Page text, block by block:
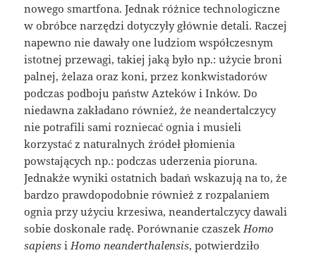
nowego smartfona. Jednak różnice technologiczne
w obróbce narzędzi dotyczyły głównie detali. Raczej
napewno nie dawały one ludziom współczesnym
istotnej przewagi, takiej jaką było np.: użycie broni
palnej, żelaza oraz koni, przez konkwistadorów
podczas podboju państw Azteków i Inków. Do
niedawna zakładano również, że neandertalczycy
nie potrafili sami rozniecać ognia i musieli
korzystać z naturalnych źródeł płomienia
powstających np.: podczas uderzenia pioruna.
Jednakże wyniki ostatnich badań wskazują na to, że
bardzo prawdopodobnie również z rozpalaniem
ognia przy użyciu krzesiwa, neandertalczycy dawali
sobie doskonale radę. Porównanie czaszek Homo
sapiens i Homo neanderthalensis, potwierdziło